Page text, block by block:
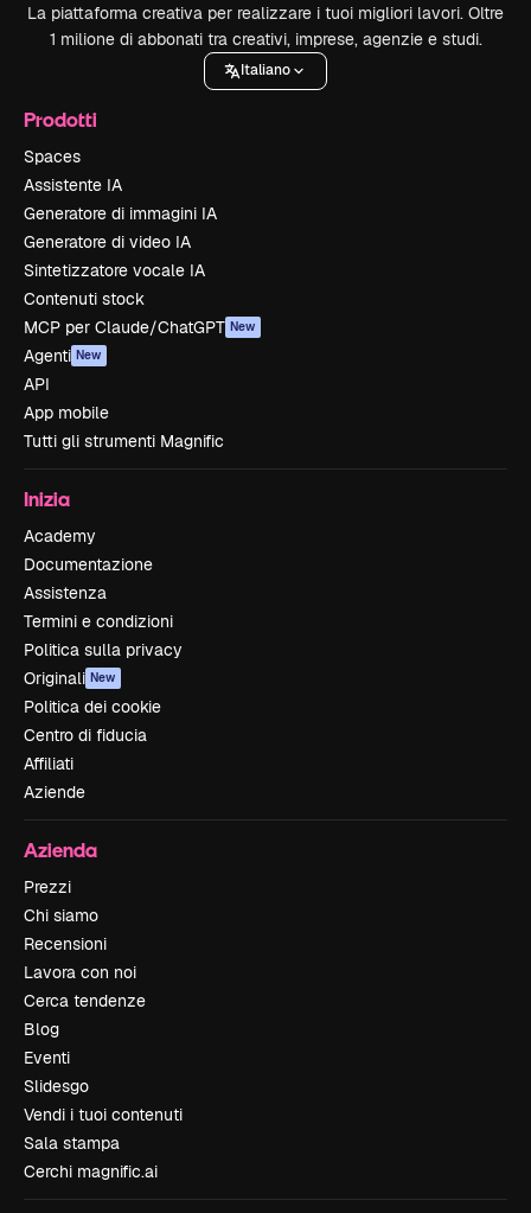
La piattaforma creativa per realizzare i tuoi migliori lavori. Oltre
1 milione di abbonati tra creativi, imprese, agenzie e studi.
Italiano
Prodotti
Spaces
Assistente IA
Generatore di immagini IA
Generatore di video IA
Sintetizzatore vocale IA
Contenuti stock
MCP per Claude/ChatGPT New
Agenti New
API
App mobile
Tutti gli strumenti Magnific
Inizia
Academy
Documentazione
Assistenza
Termini e condizioni
Politica sulla privacy
Originali New
Politica dei cookie
Centro di fiducia
Affiliati
Aziende
Azienda
Prezzi
Chi siamo
Recensioni
Lavora con noi
Cerca tendenze
Blog
Eventi
Slidesgo
Vendi i tuoi contenuti
Sala stampa
Cerchi magnific.ai